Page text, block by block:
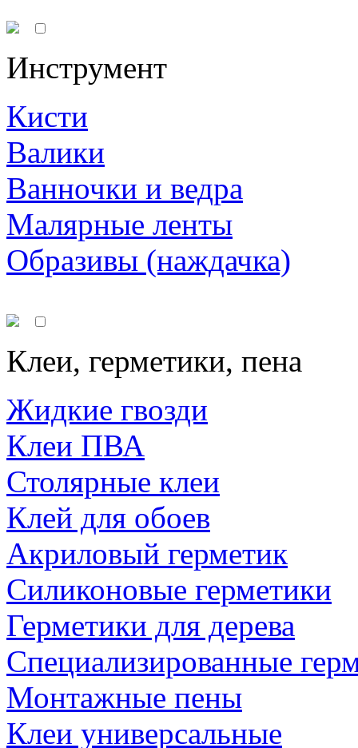
Инструмент
Кисти
Валики
Ванночки и ведра
Малярные ленты
Образивы (наждачка)
Клеи, герметики, пена
Жидкие гвозди
Клеи ПВА
Столярные клеи
Клей для обоев
Акриловый герметик
Силиконовые герметики
Герметики для дерева
Специализированные
Монтажные пены
Клеи универсальные